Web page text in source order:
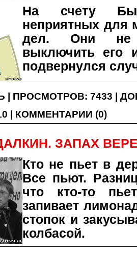
На счету
неприятных для
дел. Они не
выключить его
подвернулся
ПРОСМОТРОВ: 7433
КОММЕНТАРИИ (0)
ЗАПАХ
Кто не пьет в
Все пьют.
что кто-то
запивает
стопок и
колбасой.